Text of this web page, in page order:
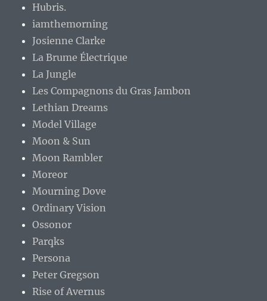
Hubris.
iamthemorning
Josienne Clarke
La Brume Électrique
La Jungle
Les Compagnons du Gras Jambon
Lethian Dreams
Model Village
Moon & Sun
Moon Rambler
Moreor
Mourning Dove
Ordinary Vision
Ossonor
Parqks
Persona
Peter Gregson
Rise of Avernus